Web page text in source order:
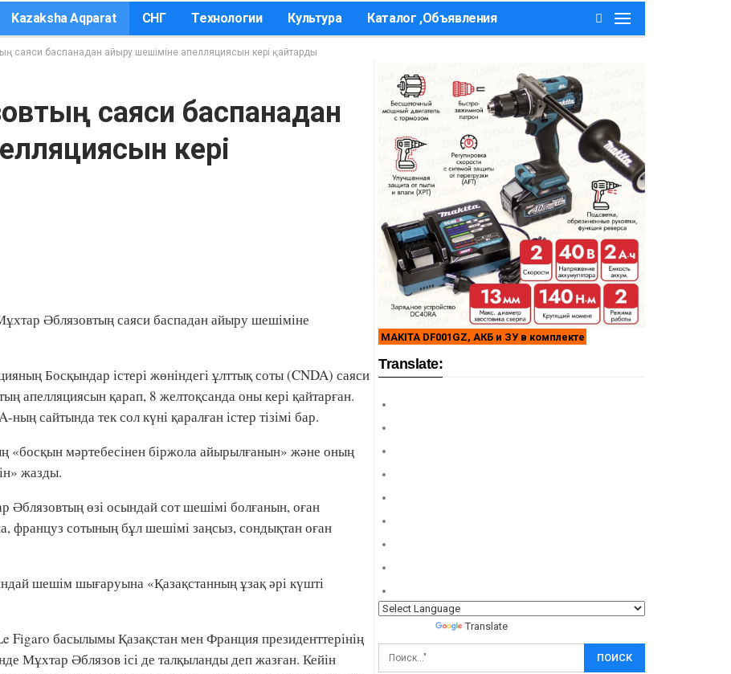
Kazaksha Aqparat СНГ Технологии Культура Каталог ,Объявления
саяси баспанадан айыру шешіміне апелляциясын кері қайтарды
саяси баспанадан
кері
Әблязовтың саяси баспадан айыру шешіміне
Босқындар істері жөніндегі ұлттық соты (CNDA) саяси
апелляциясын қарап, 8 желтоқсанда оны кері қайтарған.
сайтында тек сол күні қаралған істер тізімі бар.
«босқын мәртебесінен біржола айырылғанын» және оның
жазды.
Әблязовтың өзі осындай сот шешімі болғанын, оған
француз сотының бұл шешімі заңсыз, сондықтан оған
шешім шығаруына «Қазақстанның ұзақ әрі күшті
басылымы Қазақстан мен Франция президенттерінің
Мұхтар Әблязов ісі де талқыланды деп жазған. Кейін
MAKITA DF001GZ, АКБ и ЗУ в комплекте
Translate:
Translate